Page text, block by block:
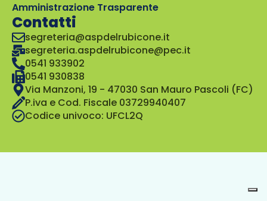
Amministrazione Trasparente
Contatti
segreteria@aspdelrubicone.it
segreteria.aspdelrubicone@pec.it
0541 933902
0541 930838
Via Manzoni, 19 - 47030 San Mauro Pascoli (FC)
P.iva e Cod. Fiscale 03729940407
Codice univoco: UFCL2Q